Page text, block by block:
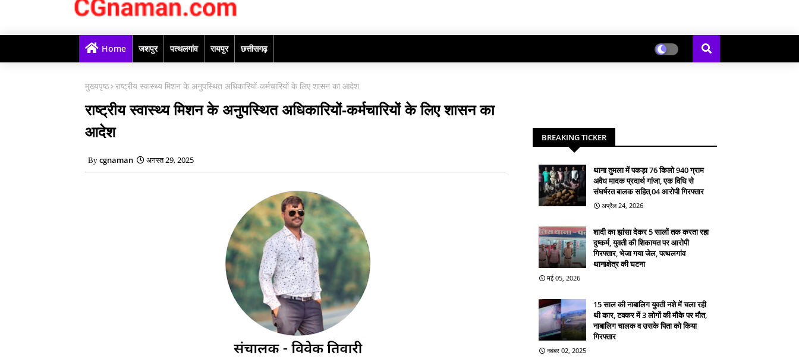
Home जशपुर पत्थलगांव रायपुर छत्तीसगढ़
मुख्यपृष्ठ राष्ट्रीय स्वास्थ्य मिशन के अनुपस्थित अधिकारियों-कर्मचारियों के लिए शासन का आदेश
राष्ट्रीय स्वास्थ्य मिशन के अनुपस्थित अधिकारियों-कर्मचारियों के लिए शासन का
आदेश
cgnaman अगस्त 29, 2025
BREAKING TICKER
थाना तुमला में पकड़ा 76 किलो 940 ग्राम
अवैध मादक प्रदार्थ गांजा, एक विधि से
संघर्षरत बालक सहित,04 आरोपी गिरफ्तार
अप्रैल 24, 2026
शादी का झांसा देकर 5 सालों तक करता रहा
दुष्कर्म, युवती की शिकायत पर आरोपी
गिरफ्तार, भेजा गया जेल, पत्थलगांव
थानाक्षेत्र की घटना
मई 05, 2026
15 साल की नाबालिग युवती नशे में चला रही
थी कार, टक्कर में 3 लोगों की मौके पर मौत,
नाबालिग चालक व उसके पिता को किया
गिरफ्तार
नवंबर 02, 2025